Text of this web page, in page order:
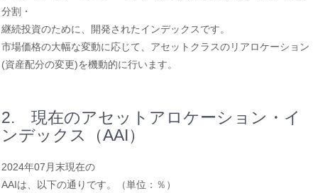
分割・
継続投資のために、開発されたインデックスです。
市場価格の大幅な変動に応じて、アセットクラスのリアロケーション
(資産配分の変更)を機動的に行います。
2. 現在のアセットアロケーション・イ
ンデックス（AAI）
2024年07月末現在の
AAIは、以下の通りです。（単位：％）